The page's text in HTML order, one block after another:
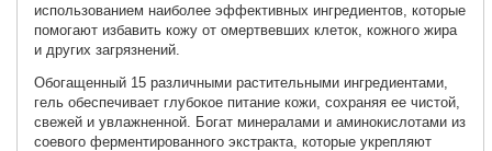
использованием наиболее эффективных ингредиентов, которые
помогают избавить кожу от омертвевших клеток, кожного жира
и других загрязнений.
Обогащенный 15 различными растительными ингредиентами,
гель обеспечивает глубокое питание кожи, сохраняя ее чистой,
свежей и увлажненной.
Богат минералами и аминокислотами из
соевого ферментированного экстракта, которые укрепляют